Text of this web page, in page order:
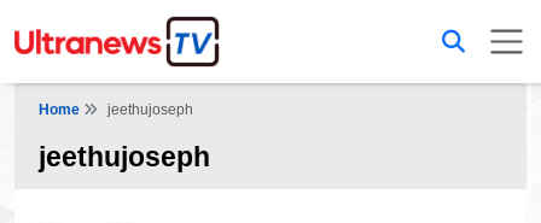
Home jeethujoseph
jeethujoseph